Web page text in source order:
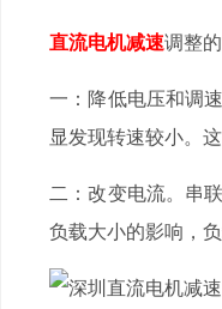
直流电机减速调整
一：降低电压和调
显发现转速较小。
二：改变电流
负载大小的影响，